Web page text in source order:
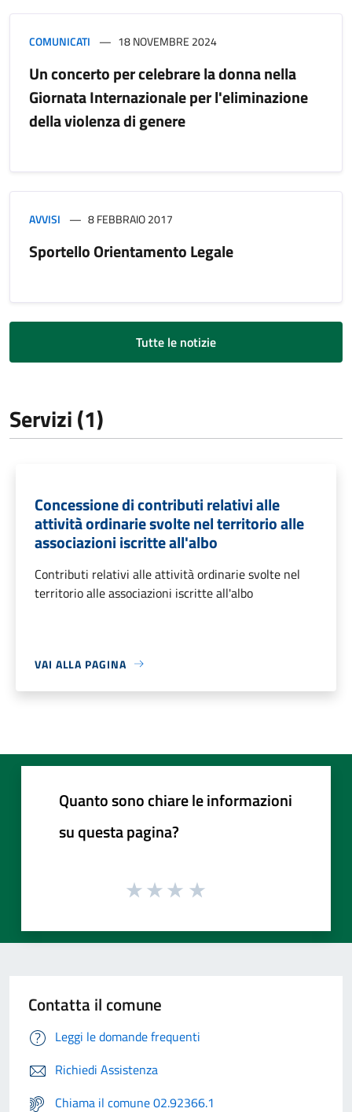
COMUNICATI 18 NOVEMBRE 2024
Un concerto per celebrare la donna nella
Giornata Internazionale per l'eliminazione
della violenza di genere
AVVISI 8 FEBBRAIO 2017
Sportello Orientamento Legale
Tutte le notizie
Servizi (1)
Concessione di contributi relativi alle
attività ordinarie svolte nel territorio alle
associazioni iscritte all'albo
Contributi relativi alle attività ordinarie svolte nel
territorio alle associazioni iscritte all'albo
VAI ALLA PAGINA
Quanto sono chiare le informazioni
su questa pagina?
Contatta il comune
Leggi le domande frequenti
Richiedi Assistenza
Chiama il comune 02.92366.1